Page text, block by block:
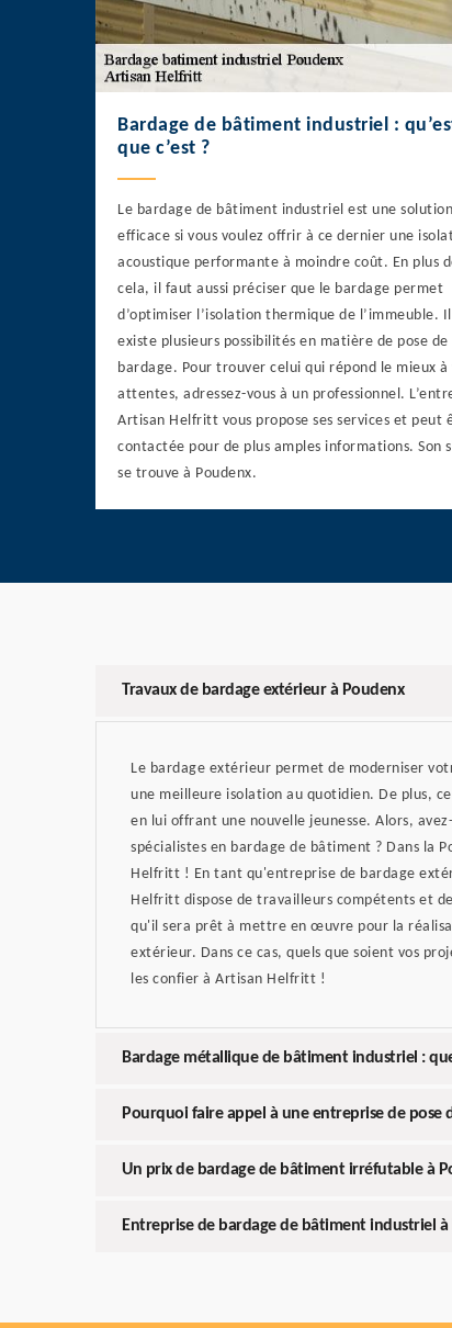
Bardage de bâtiment industriel :
que c’est ?
Le bardage de bâtiment industriel est une solution
efficace si vous voulez offrir à ce dernier une
acoustique performante à moindre coût. En plus
cela, il faut aussi préciser que le bardage permet
d’optimiser l’isolation thermique de l’immeuble. Il
existe plusieurs possibilités en matière de pose de
bardage. Pour trouver celui qui répond le mieux à
attentes, adressez-vous à un professionnel.
Artisan Helfritt vous propose ses services et peut
contactée pour de plus amples informations. Son
se trouve à Poudenx.
Travaux de bardage extérieur à Poudenx
Le bardage extérieur permet de moderniser
une meilleure isolation au quotidien. De plus,
en lui offrant une nouvelle jeunesse. Alors,
spécialistes en bardage de bâtiment ? Dans la
Helfritt ! En tant qu'entreprise de bardage
Helfritt dispose de travailleurs compétents et
qu'il sera prêt à mettre en œuvre pour la
extérieur. Dans ce cas, quels que soient vos
les confier à Artisan Helfritt !
Bardage métallique de bâtiment industriel :
Pourquoi faire appel à une entreprise de pose
Un prix de bardage de bâtiment irréfutable à
Entreprise de bardage de bâtiment industriel à